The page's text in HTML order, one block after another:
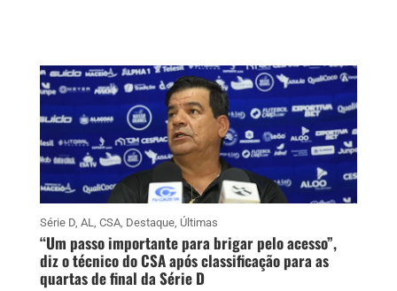
Série D, AL, CSA, Destaque, Últimas
“Um passo importante para brigar pelo acesso”,
diz o técnico do CSA após classificação para as
quartas de final da Série D